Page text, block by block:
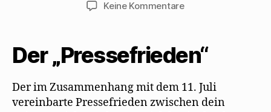
Keine Kommentarezu
Österreich“
verteidigt
1937
Der „Pressefrieden“
Der im Zusammenhang mit dem 11. Juli
vereinbarte Pressefrieden zwischen dein